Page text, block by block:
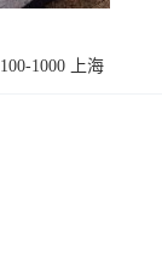
1000 上海